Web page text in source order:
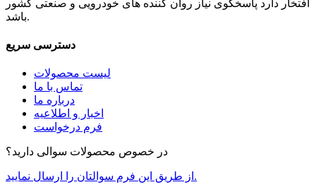
افتخار دارد پاسخگوی نیاز روان کننده های خودرویی و صنعتی کشور
باشد.
دسترسی سریع
لیست محصولات
تماس با ما
درباره ما
اخبار و اطلاعیه
فرم درخواست
در خصوص محصولات سوالی دارید؟
از طریق این فرم سوالتان را ارسال نمایید.